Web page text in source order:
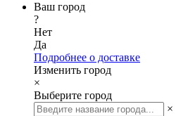
Ваш город
?
Нет
Да
Подробнее о доставке
Изменить город
×
Выберите город
×